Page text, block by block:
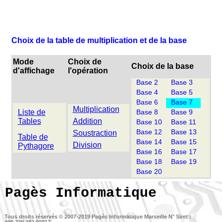
Choix de la table de multiplication et de la base
Mode
d'affichage
Choix de
l'opération
Choix de la base
Liste de
Tables
Table de
Pythagore
Multiplication
Addition
Soustraction
Division
Base 2
Base 3
Base 4
Base 5
Base 6
Base 7
Base 8
Base 9
Base 10
Base 11
Base 12
Base 13
Base 14
Base 15
Base 16
Base 17
Base 18
Base 19
Base 20
Pagès Informatique
Tous droits réservés © 2007-2019 Pagès Informatique Marseille N° Siret :